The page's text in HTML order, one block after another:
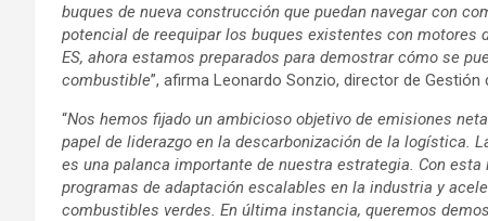
buques de nueva construcción que puedan navegar con
potencial de reequipar los buques existentes con
ES, ahora estamos preparados para demostrar cómo se
combustible”, afirma Leonardo Sonzio, director de
“Nos hemos fijado un ambicioso objetivo de emisiones
papel de liderazgo en la descarbonización de la logística.
es una palanca importante de nuestra estrategia. Con
programas de adaptación escalables en la industria y
combustibles verdes. En última instancia, queremos